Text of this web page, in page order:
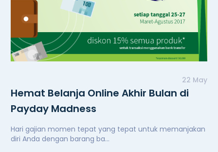
22 May
Hemat Belanja Online Akhir Bulan di
Payday Madness
Hari gajian momen tepat yang tepat untuk memanjakan
diri Anda dengan barang ba...